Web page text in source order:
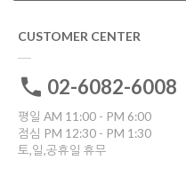
CUSTOMER CENTER
02-6082-6008
평일 AM 11:00 - PM 6:00
점심 PM 12:30 - PM 1:30
토,일,공휴일 휴무